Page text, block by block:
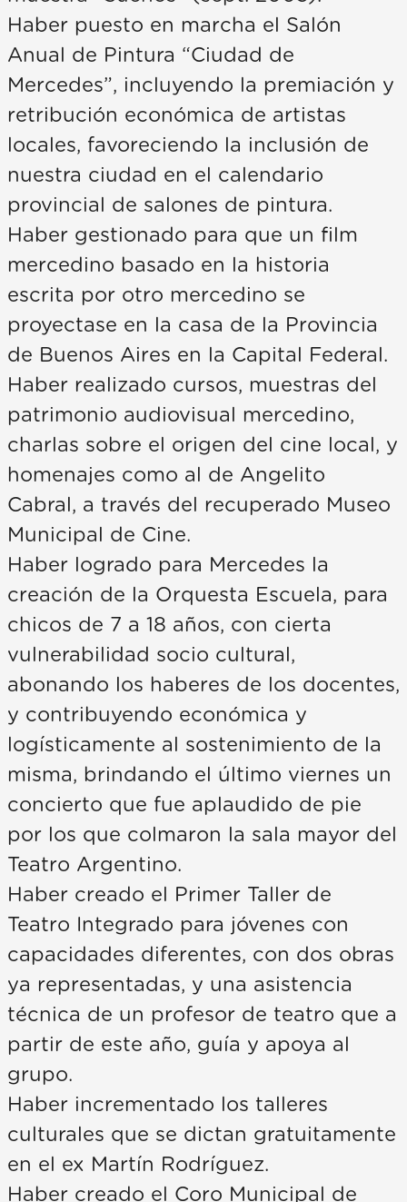
Haber puesto en marcha el Salón
Anual de Pintura “Ciudad de
Mercedes”, incluyendo la premiación y
retribución económica de artistas
locales, favoreciendo la inclusión de
nuestra ciudad en el calendario
provincial de salones de pintura.
Haber gestionado para que un film
mercedino basado en la historia
escrita por otro mercedino se
proyectase en la casa de la Provincia
de Buenos Aires en la Capital Federal.
Haber realizado cursos, muestras del
patrimonio audiovisual mercedino,
charlas sobre el origen del cine local, y
homenajes como al de Angelito
Cabral, a través del recuperado Museo
Municipal de Cine.
Haber logrado para Mercedes la
creación de la Orquesta Escuela, para
chicos de 7 a 18 años, con cierta
vulnerabilidad socio cultural,
abonando los haberes de los docentes,
y contribuyendo económica y
logísticamente al sostenimiento de la
misma, brindando el último viernes un
concierto que fue aplaudido de pie
por los que colmaron la sala mayor del
Teatro Argentino.
Haber creado el Primer Taller de
Teatro Integrado para jóvenes con
capacidades diferentes, con dos obras
ya representadas, y una asistencia
técnica de un profesor de teatro que a
partir de este año, guía y apoya al
grupo.
Haber incrementado los talleres
culturales que se dictan gratuitamente
en el ex Martín Rodríguez.
Haber creado el Coro Municipal de